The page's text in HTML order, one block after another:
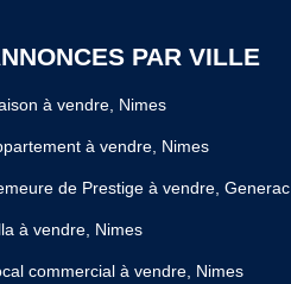
PAR VILLE
à vendre, Nimes
à vendre, Nimes
de Prestige à vendre, Generac
à vendre, Nimes
commercial à vendre, Nimes